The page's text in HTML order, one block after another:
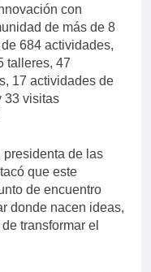
con
de más de 8
684 actividades,
talleres, 47
17 actividades de
33 visitas
presidenta de las
que este
de encuentro
donde nacen ideas,
transformar el